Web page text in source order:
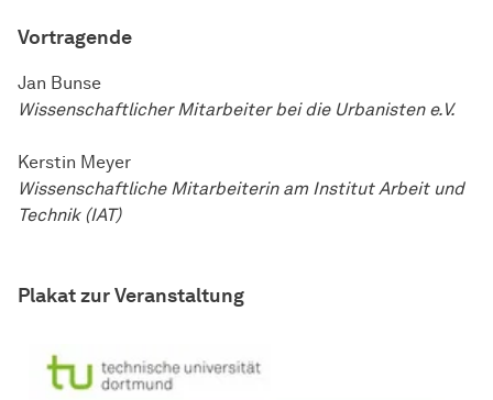
Vortragende
Jan Bunse
Wissenschaftlicher Mitarbeiter bei die Urbanisten e.V.
Kerstin Meyer
Wissenschaftliche Mitarbeiterin am Institut Arbeit und
Technik (IAT)
Plakat zur Veranstaltung